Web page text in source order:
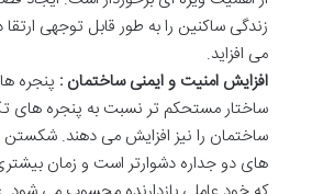
زندگی ساکنین رابه طور قابل توجهی ارتقا
می افزاید.
افزایش امنیت وایمنی ساختمان : پنجره
ساختارمستحکم تر نسبت به پنجره های
ساختمان را نیز افزایش می دهند. شکستن
های دوجداره دشوارتر است و زمان